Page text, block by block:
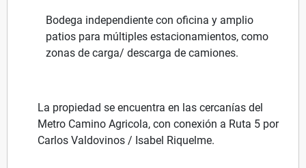
Bodega independiente con oficina y amplio
patios para múltiples estacionamientos, como
zonas de carga/ descarga de camiones.
La propiedad se encuentra en las cercanías del
Metro Camino Agricola, con conexión a Ruta 5 por
Carlos Valdovinos / Isabel Riquelme.